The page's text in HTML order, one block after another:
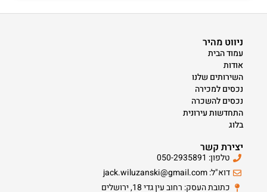
ניווט מהיר
עמוד הבית
אודות
השירותים שלנו
נכסים למכירה
נכסים להשכרה
התחדשות עירונית
בלוג
יצירת קשר
טלפון: 050-2935891
דוא"ל: jack.wiluzanski@gmail.com
כתובת העסק: רחוב עין גדי 18, ירושלים